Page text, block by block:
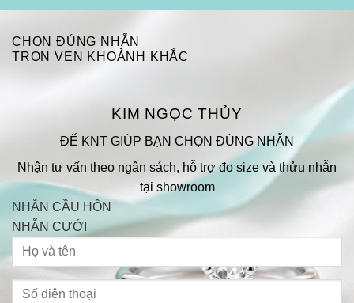
CHỌN ĐÚNG NHẪN
TRỌN VẸN KHOẢNH KHẮC
KIM NGỌC THỦY
ĐỂ KNT GIÚP BẠN CHỌN ĐÚNG NHẪN
Nhận tư vấn theo ngân sách, hỗ trợ đo size và thửu nhẫn
tại showroom
NHẪN CẦU HÔN
NHẪN CƯỚI